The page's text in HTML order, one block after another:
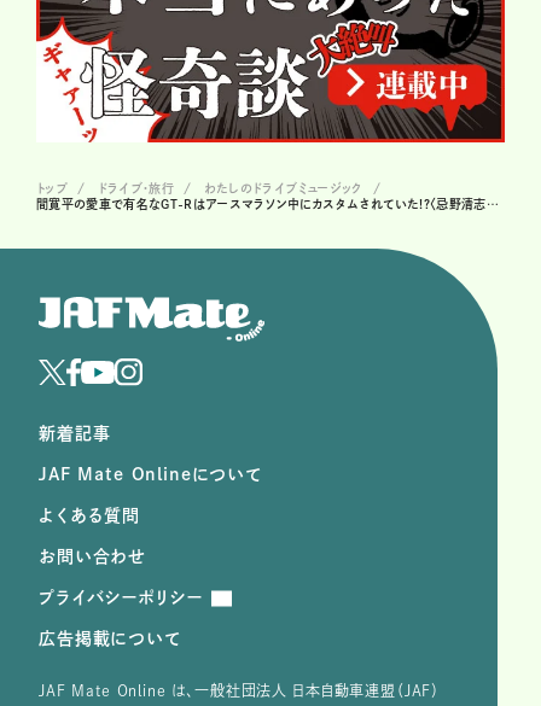
トップ ドライブ･旅行
わたしのドライブミュージック
間寛平の愛車で有名なGT-Rはアースマラソン中にカスタムされていた!?〈忌野清志郎 / RUN寛平RUN〉
新着記事
JAF Mate Onlineについて
よくある質問
お問い合わせ
プライバシーポリシー
広告掲載について
JAF Mate Online は、⼀般社団法⼈ ⽇本⾃動⾞連盟（JAF）